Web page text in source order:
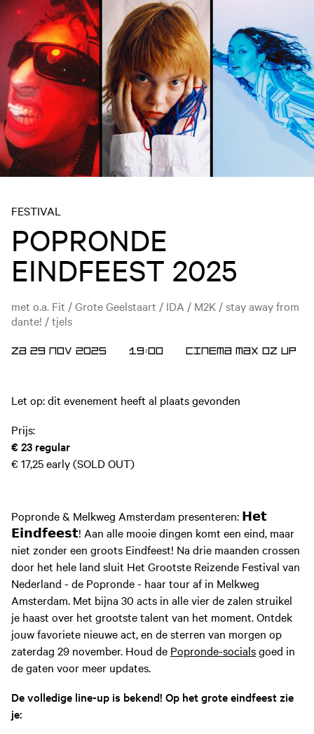
FESTIVAL
POPRONDE
EINDFEEST 2025
met o.a. Fit / Grote Geelstaart / IDA / M2K / stay away from
dante! / tjels
ZA 29 NOV 2025 19:00 CINEMA MAX OZ UP
Let op: dit evenement heeft al plaats gevonden
Prijs:
€ 23 regular
€ 17,25early (SOLD OUT)
Popronde & Melkweg Amsterdam presenteren: 𝗛𝗲𝘁
𝗘𝗶𝗻𝗱𝗳𝗲𝗲𝘀𝘁! Aan alle mooie dingen komt een eind, maar
niet zonder een groots Eindfeest! Na drie maanden crossen
door het hele land sluit Het Grootste Reizende Festival van
Nederland - de Popronde - haar tour af in Melkweg
Amsterdam. Met bijna 30 acts in alle vier de zalen struikel
je haast over het grootste talent van het moment. Ontdek
jouw favoriete nieuwe act, en de sterren van morgen op
zaterdag 29 november. Houd de Popronde-socialsgoed in
de gaten voor meer updates.
De volledige line-up is bekend! Op het grote eindfeest zie
je: